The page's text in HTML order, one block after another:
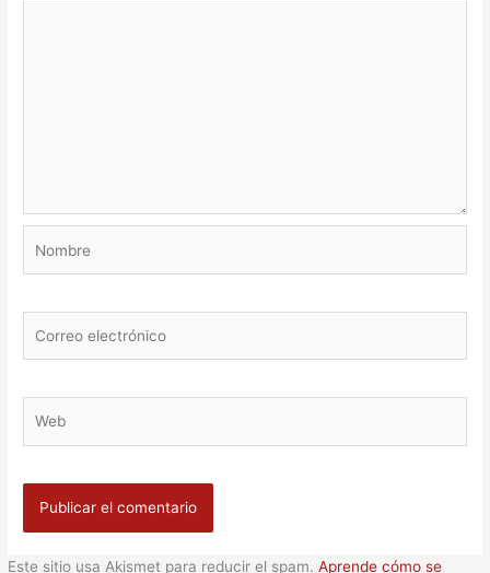
electrónico
Este sitio usa Akismet para reducir el spam.Aprende cómo se